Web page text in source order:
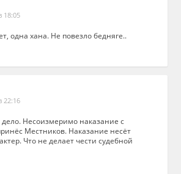
18:05
одна хана. Не повезло бедняге..
22:16
Несоизмеримо наказание с
Местников. Наказание несёт
Что не делает чести судебной